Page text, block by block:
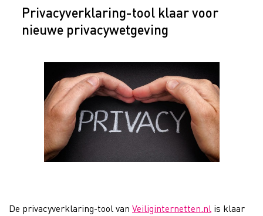
Privacyverklaring-tool klaar voor
nieuwe privacywetgeving
De privacyverklaring-tool van Veiliginternetten.nl is klaar